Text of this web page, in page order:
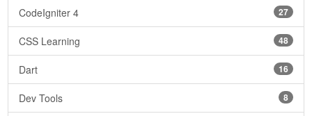
27
CodeIgniter 4
48
CSS Learning
16
Dart
8
Dev Tools